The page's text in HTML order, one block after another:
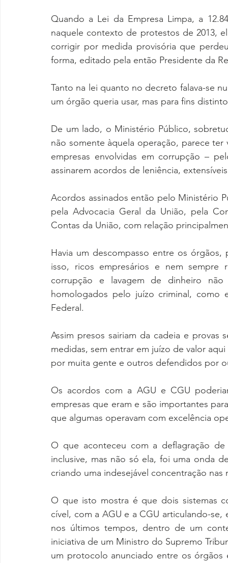
Quando a Lei da Empresa Limpa, a
naquele contexto de protestos de 2013,
corrigir por medida provisória que
forma, editado pela então Presidente da
Tanto na lei quanto no decreto falava-se
um órgão queria usar, mas para fins
De um lado, o Ministério Público,
não somente àquela operação, parece
empresas envolvidas em corrupção –
assinarem acordos de leniência,
Acordos assinados então pelo Ministério
pela Advocacia Geral da União, pela
Contas da União, com relação
Havia um descompasso entre os
isso, ricos empresários e nem sempre
corrupção e lavagem de dinheiro
homologados pelo juízo criminal,
Federal.
Assim presos sairiam da cadeia e provas
medidas, sem entrar em juízo de valor
por muita gente e outros defendidos por
Os acordos com a AGU e CGU
empresas que eram e são importantes
que algumas operavam com excelência
O que aconteceu com a deflagração
inclusive, mas não só ela, foi uma onda
criando uma indesejável concentração
O que isto mostra é que dois sistemas
cível, com a AGU e a CGU articulando-
nos últimos tempos, dentro de um
iniciativa de um Ministro do Supremo
um protocolo anunciado entre os